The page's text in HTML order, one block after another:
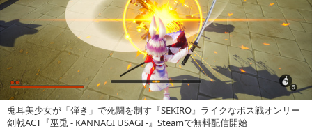
兎耳美少女が「弾き」で死闘を制す『SEKIRO』ライクなボス戦オンリー
剣戟ACT『巫兎 - KANNAGI USAGI -』Steamで無料配信開始